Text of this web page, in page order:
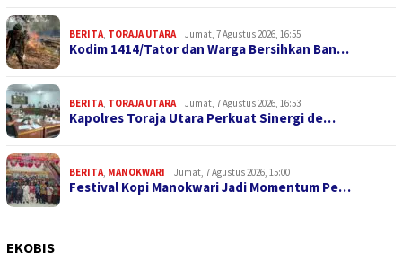
BERITA, TORAJA UTARA Jumat, 7 Agustus 2026, 16:55
Kodim 1414/Tator dan Warga Bersihkan Ban…
BERITA, TORAJA UTARA Jumat, 7 Agustus 2026, 16:53
Kapolres Toraja Utara Perkuat Sinergi de…
BERITA, MANOKWARI Jumat, 7 Agustus 2026, 15:00
Festival Kopi Manokwari Jadi Momentum Pe…
EKOBIS